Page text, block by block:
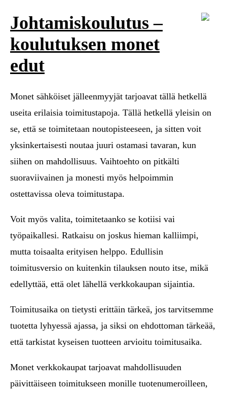
Johtamiskoulutus –
koulutuksen monet
edut
Monet sähköiset jälleenmyyjät tarjoavat tällä hetkellä
useita erilaisia toimitustapoja. Tällä hetkellä yleisin on
se, että se toimitetaan noutopisteeseen, ja sitten voit
yksinkertaisesti noutaa juuri ostamasi tavaran, kun
siihen on mahdollisuus. Vaihtoehto on pitkälti
suoraviivainen ja monesti myös helpoimmin
ostettavissa oleva toimitustapa.
Voit myös valita, toimitetaanko se kotiisi vai
työpaikallesi. Ratkaisu on joskus hieman kalliimpi,
mutta toisaalta erityisen helppo. Edullisin
toimitusversio on kuitenkin tilauksen nouto itse, mikä
edellyttää, että olet lähellä verkkokaupan sijaintia.
Toimitusaika on tietysti erittäin tärkeä, jos tarvitsemme
tuotetta lyhyessä ajassa, ja siksi on ehdottoman tärkeää,
että tarkistat kyseisen tuotteen arvioitu toimitusaika.
Monet verkkokaupat tarjoavat mahdollisuuden
päivittäiseen toimitukseen monille tuotenumeroilleen,